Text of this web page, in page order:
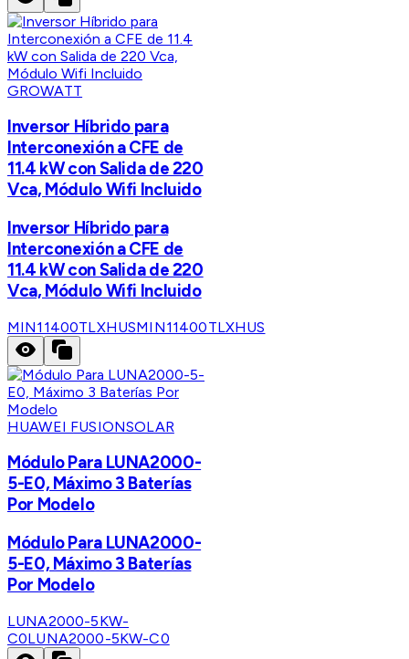
GROWATT
Inversor Híbrido para
Interconexión a CFE de
11.4 kW con Salida de 220
Vca, Módulo Wifi Incluido
Inversor Híbrido para
Interconexión a CFE de
11.4 kW con Salida de 220
Vca, Módulo Wifi Incluido
MIN11400TLXHUSMIN11400TLXHUS
HUAWEI FUSIONSOLAR
Módulo Para LUNA2000-
5-E0, Máximo 3 Baterías
Por Modelo
Módulo Para LUNA2000-
5-E0, Máximo 3 Baterías
Por Modelo
LUNA2000-5KW-
C0LUNA2000-5KW-C0